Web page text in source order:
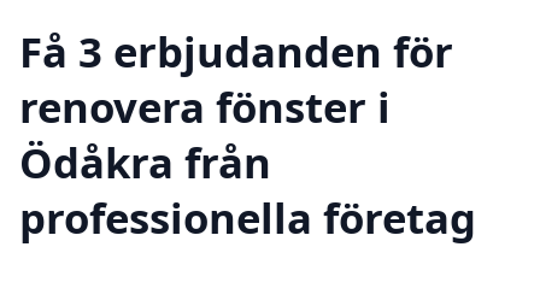
Få 3 erbjudanden för
renovera fönster i
Ödåkra från
professionella företag